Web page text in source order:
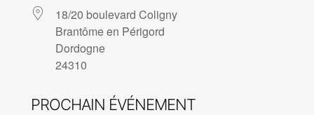
18/20 boulevard Coligny
Brantôme en Périgord
Dordogne
24310
PROCHAIN ÉVÉNEMENT